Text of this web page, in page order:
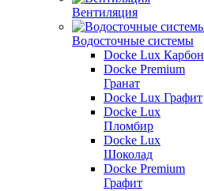
Вентиляция
Водосточные системы
Docke Lux Карбон
Docke Premium
Гранат
Docke Lux Графит
Docke Lux
Пломбир
Docke Lux
Шоколад
Docke Premium
Графит